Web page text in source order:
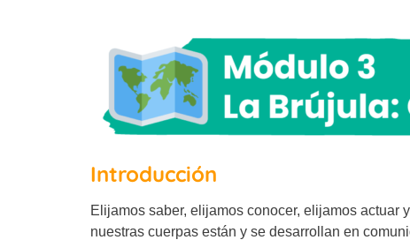
Introducción
Elijamos saber, elijamos conocer, elijamos actuar
nuestras cuerpas están y se desarrollan en